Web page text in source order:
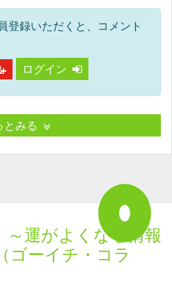
登録いただくと、コメント
ログイン
とみる
運がよくなる情報
ゴーイチ・コラ